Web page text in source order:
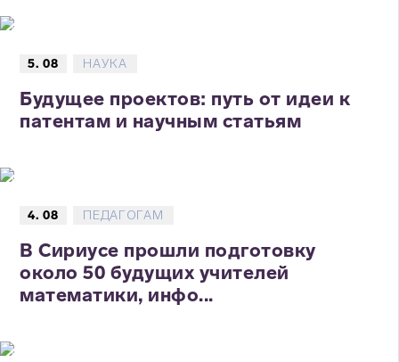
5. 08 НАУКА
Будущее проектов: путь от идеи к
патентам и научным статьям
4. 08 ПЕДАГОГАМ
В Сириусе прошли подготовку
около 50 будущих учителей
математики, инфо...